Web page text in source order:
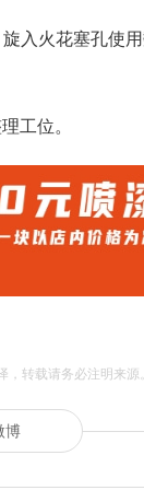
入火花塞孔使
工位。
转载请务必注明来源。
博